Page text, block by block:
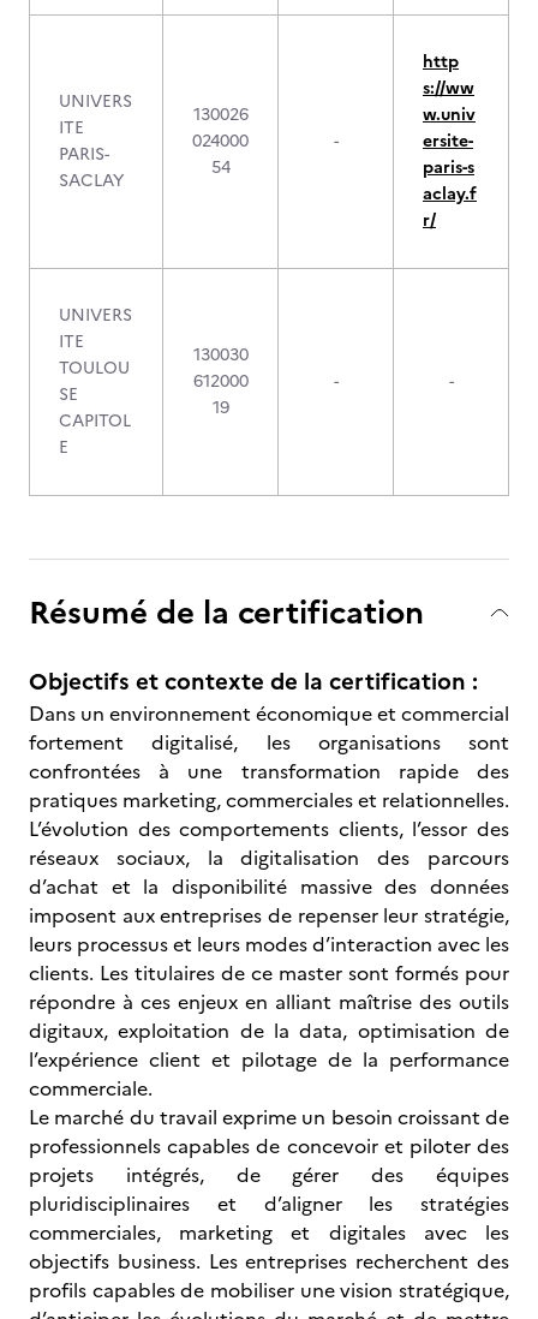
UNIVERS
ITE
PARIS-
SACLAY
130026
024000
54
-
http
s://ww
w.univ
ersite-
paris-s
aclay.f
r/
UNIVERS
ITE
TOULOU
SE
CAPITOL
E
130030
612000
19
- -
Résumé de la certification
Objectifs et contexte de la certification :
Dans un environnement économique et commercial
fortement digitalisé, les organisations sont
confrontées à une transformation rapide des
pratiques marketing, commerciales et relationnelles.
L’évolution des comportements clients, l’essor des
réseaux sociaux, la digitalisation des parcours
d’achat et la disponibilité massive des données
imposent aux entreprises de repenser leur stratégie,
leurs processus et leurs modes d’interaction avec les
clients. Les titulaires de ce master sont formés pour
répondre à ces enjeux en alliant maîtrise des outils
digitaux, exploitation de la data, optimisation de
l’expérience client et pilotage de la performance
commerciale.
Le marché du travail exprime un besoin croissant de
professionnels capables de concevoir et piloter des
projets intégrés, de gérer des équipes
pluridisciplinaires et d’aligner les stratégies
commerciales, marketing et digitales avec les
objectifs business. Les entreprises recherchent des
profils capables de mobiliser une vision stratégique,